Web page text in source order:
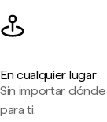
En cualquier lugar
Sin importar dónde
para ti.